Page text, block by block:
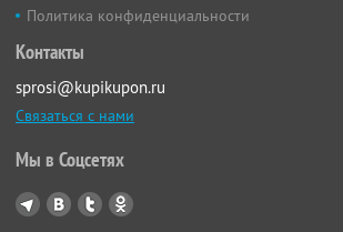
Политика конфиденциальности
Контакты
sprosi@kupikupon.ru
Связаться с нами
Мы в Соцсетях